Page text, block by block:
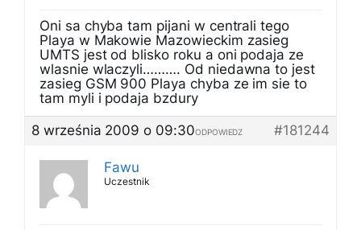
Oni sa chyba tam pijani w centrali tego
Playa w Makowie Mazowieckim zasieg
UMTS jest od blisko roku a oni podaja ze
wlasnie wlaczyli………. Od niedawna to jest
zasieg GSM 900 Playa chyba ze im sie to
tam myli i podaja bzdury
8 września 2009 o 09:30
#181244
ODPOWIEDZ
Fawu
Uczestnik